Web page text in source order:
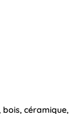
bois,